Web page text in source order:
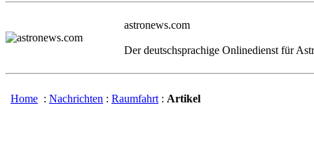
astronews.com
Der deutschsprachige Onlinedienst für
Home : Nachrichten : Raumfahrt : Artikel